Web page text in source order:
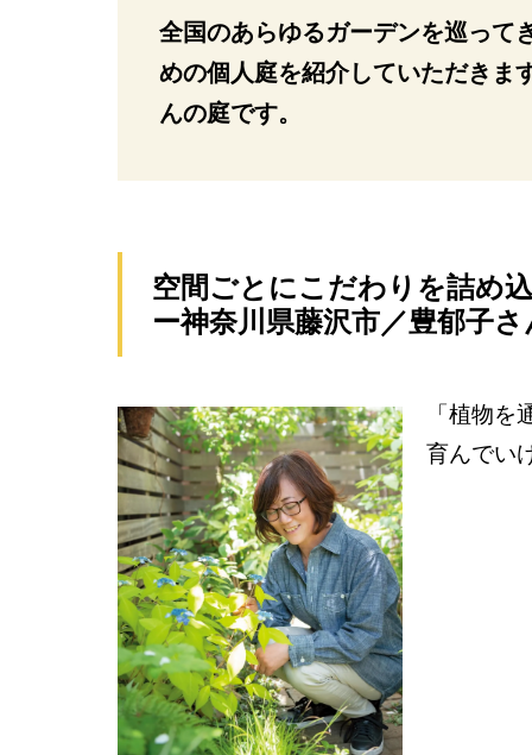
全国のあらゆるガーデンを巡って
めの個人庭を紹介していただきま
んの庭です。
空間ごとにこだわりを詰め
ー神奈川県藤沢市／豊郁子さ
「植物
育んでい